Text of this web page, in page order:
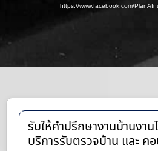
https://www.facebook.com/
รับให้คำปรึกษางานบ้านงา
บริการรับตรวจบ้าน และ ค